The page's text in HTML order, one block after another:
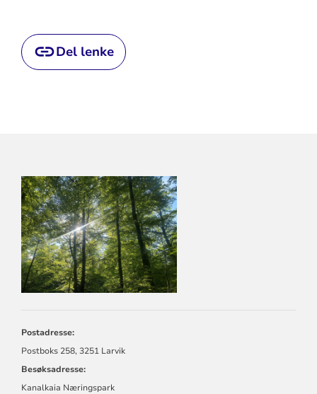
Del lenke
KONTAKTINFORMASJON
FOR
LARVIK
KIRKELIGE
FELLESRÅD
Postadresse:
Postboks 258, 3251 Larvik
Besøksadresse:
Kanalkaia Næringspark